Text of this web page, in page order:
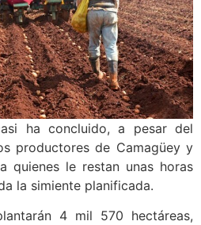
ha concluido, a pesar del
productores de Camagüey y
quienes le restan unas horas
la simiente planificada.
4 mil 570 hectáreas,